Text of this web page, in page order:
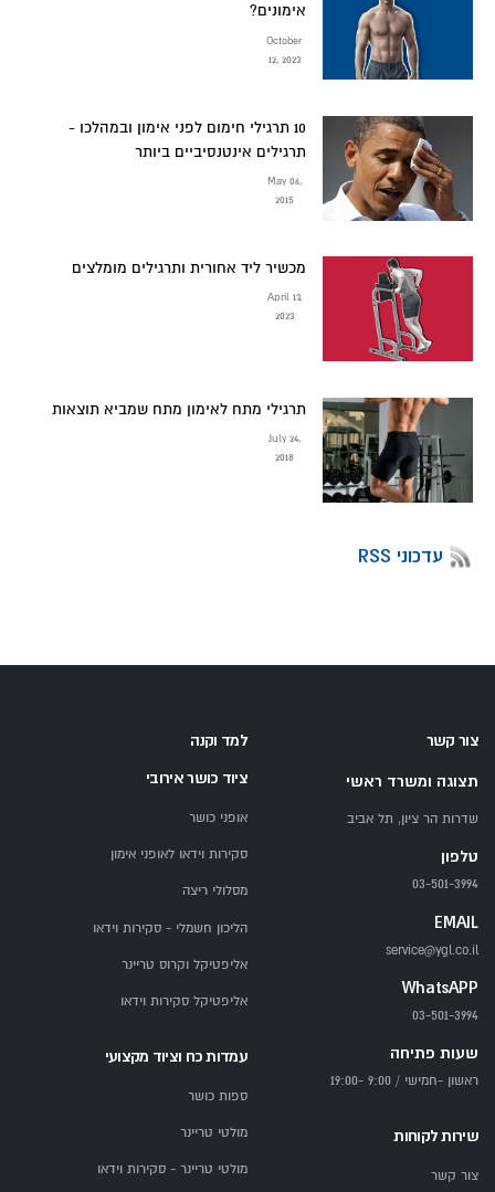
אימונים?
October
12, 2023
10 תרגילי חימום לפני אימון ובמהלכו -
תרגילים אינטנסיביים ביותר
May 06,
2015
מכשיר ליד אחורית ותרגילים מומלצים
April 13,
2023
תרגילי מתח לאימון מתח שמביא תוצאות
July 24,
2018
עדכוני RSS
צור קשר
תצוגה ומשרד ראשי
שדרות הר ציון, תל אביב
טלפון
03-501-3994
EMAIL
service@ygl.co.il
WhatsAPP
03-501-3994
שעות פתיחה
ראשון -חמישי / 9:00 -19:00
שירות לקוחות
צור קשר
למד וקנה
ציוד כושר אירובי
אופני כושר
סקירות וידאו לאופני אימון
מסלולי ריצה
הליכון חשמלי - סקירות וידאו
אליפטיקל וקרוס טריינר
אליפטיקל סקירות וידאו
עמדות כח וציוד מקצועי
ספות כושר
מולטי טריינר
מולטי טריינר - סקירות וידאו